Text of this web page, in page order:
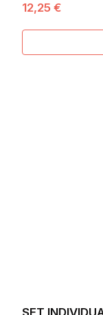
12,25 €